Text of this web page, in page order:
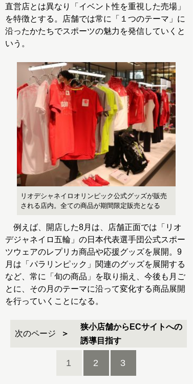
直営店とは異なり「イベント性を重視した売場」
を特徴とする。店舗では常に「１つのテーマ」に
沿ったかたちでスポーツの魅力を発信していくと
いう。
リオデシャネイロオリンピック公式グッズが販売
される店内。全ての商品が期間限定販売となる
例えば、開店した8月は、店舗正面では「リオ
デジャネイロ五輪」の日本代表選手団公式スポー
ツウェアのレプリカ商品や応援グッズを展開。9
月は「パラリンピック」関連のグッズを展開する
など、常に「旬の商品」を取り揃え、今後も月ご
とに、その月のテーマに沿って変化する商品展開
を行っていくことになる。
次のページ
狭小店舗からECサイトへの
誘導目指す
1 2 3